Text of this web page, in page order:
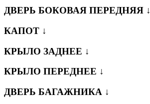
ДВЕРЬ БОКОВАЯ ПЕРЕДНЯЯ ↓
КАПОТ ↓
КРЫЛО ЗАДНЕЕ ↓
КРЫЛО ПЕРЕДНЕЕ ↓
ДВЕРЬ БАГАЖНИКА ↓